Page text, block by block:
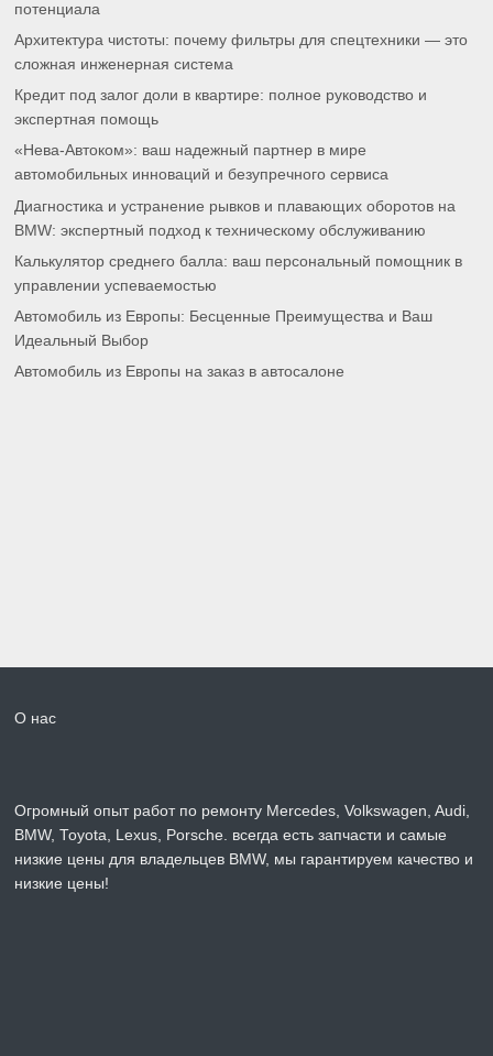
потенциала
Архитектура чистоты: почему фильтры для спецтехники — это
сложная инженерная система
Кредит под залог доли в квартире: полное руководство и
экспертная помощь
«Нева-Автоком»: ваш надежный партнер в мире
автомобильных инноваций и безупречного сервиса
Диагностика и устранение рывков и плавающих оборотов на
BMW: экспертный подход к техническому обслуживанию
Калькулятор среднего балла: ваш персональный помощник в
управлении успеваемостью
Автомобиль из Европы: Бесценные Преимущества и Ваш
Идеальный Выбор
Автомобиль из Европы на заказ в автосалоне
О нас
Огромный опыт работ по ремонту Mercedes, Volkswagen, Audi,
BMW, Toyota, Lexus, Porsche. всегда есть запчасти и самые
низкие цены для владельцев BMW, мы гарантируем качество и
низкие цены!